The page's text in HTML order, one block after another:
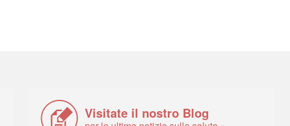
Visitate il nostro Blog